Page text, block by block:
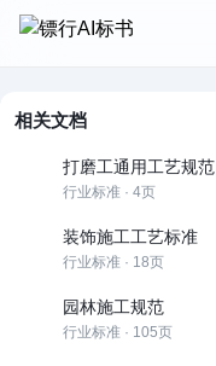
相关文档
打磨工通用工艺规范
行业标准 · 4页
装饰施工工艺标准
行业标准 · 18页
园林施工规范
行业标准 · 105页